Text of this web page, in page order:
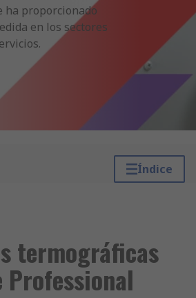
ha proporcionado
en los sectores
Índice
termográficas
Professional